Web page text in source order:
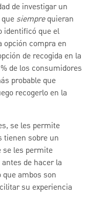
de investigar un
siemprequieran
identificó que el
opción compra en
de recogida en la
de los consumidores
probable que
recogerlo en la
se les permite
tienen sobre un
se les permite
de hacer la
ambos son
su experiencia